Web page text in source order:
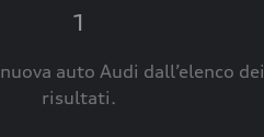
1
auto Audi dall’elenco dei
risultati.